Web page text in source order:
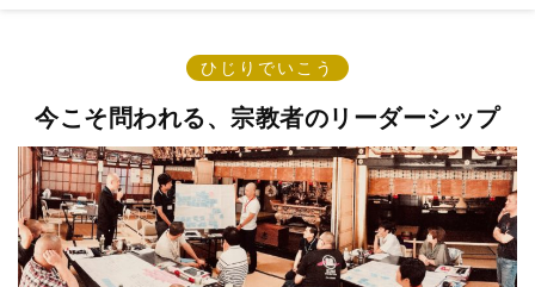
ひじりでいこう
今こそ問われる、宗教者のリーダーシップ